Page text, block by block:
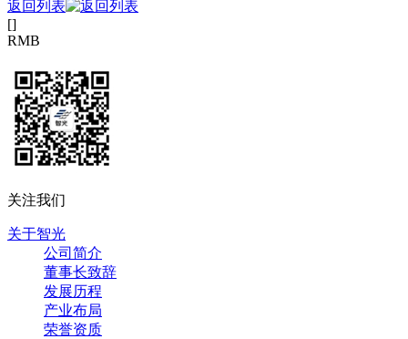
返回列表
[]
RMB
关注我们
关于智光
公司简介
董事长致辞
发展历程
产业布局
荣誉资质